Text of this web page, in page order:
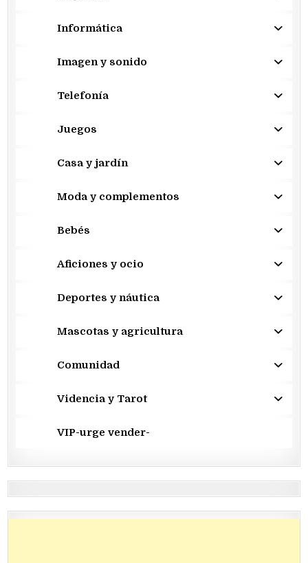
Informática
Imagen y sonido
Telefonía
Juegos
Casa y jardín
Moda y complementos
Bebés
Aficiones y ocio
Deportes y náutica
Mascotas y agricultura
Comunidad
Videncia y Tarot
VIP-urge vender-